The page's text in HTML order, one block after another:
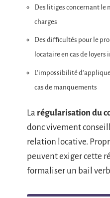
Des litiges concernant le
charges
Des difficultés pour le
locataire en cas de loyers
L’impossibilité
cas de manquements
La régularisation du
donc vivement
relation locative.
peuvent exiger cette
formaliser un bail